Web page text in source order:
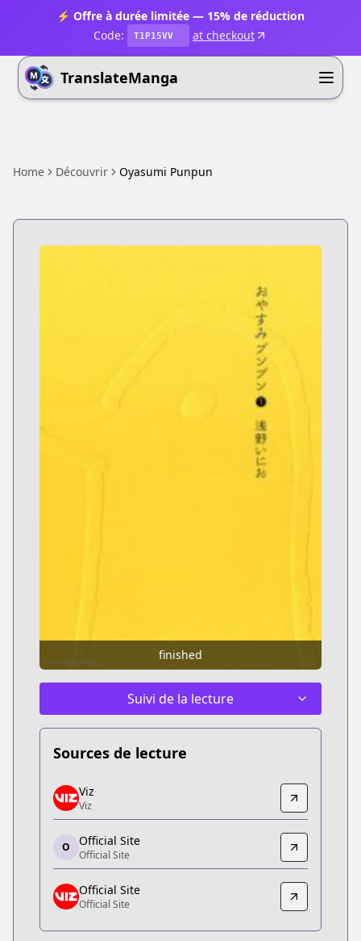
⚡ Offre à durée limitée — 15% de réduction
Code:
T1P15VV at checkout
TranslateManga
Home Découvrir Oyasumi Punpun
finished
Suivi de la lecture
Sources de lecture
Viz
Viz
https://www.viz.com/vizmanga/chapters/
Official Site
Official Site
https://shogakukan-comic.jp/
Official Site
Viz
Viz
O Official Site
Official Site
Official Site
Official Site